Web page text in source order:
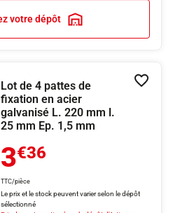
votre dépôt
Lot de 4 pattes de
fixation en acier
galvanisé L. 220 mm l.
25 mm Ep. 1,5 mm
3€36
TTC/pièce
Le prix et le stock peuvent varier selon le dépôt
sélectionné